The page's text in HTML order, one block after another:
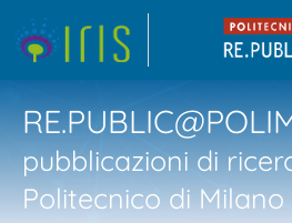
pubblicazioni di
Politecnico di Milano